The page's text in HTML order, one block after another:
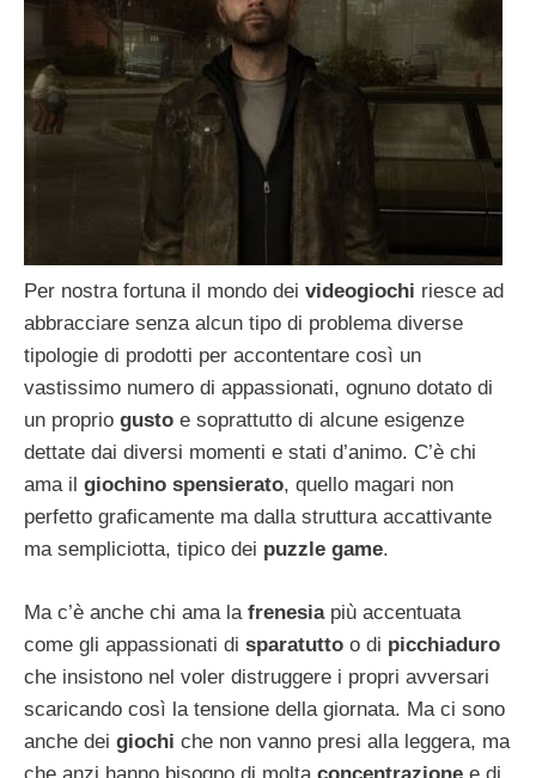
Per nostra fortuna il mondo dei videogiochi riesce ad
abbracciare senza alcun tipo di problema diverse
tipologie di prodotti per accontentare così un
vastissimo numero di appassionati, ognuno dotato di
un proprio gusto e soprattutto di alcune esigenze
dettate dai diversi momenti e stati d’animo. C’è chi
ama il giochino spensierato, quello magari non
perfetto graficamente ma dalla struttura accattivante
ma sempliciotta, tipico dei puzzle game.
Ma c’è anche chi ama la frenesiapiù accentuata
come gli appassionati di sparatutto o di picchiaduro
che insistono nel voler distruggere i propri avversari
scaricando così la tensione della giornata. Ma ci sono
anche dei giochi che non vanno presi alla leggera, ma
che anzi hanno bisogno di molta concentrazione e di